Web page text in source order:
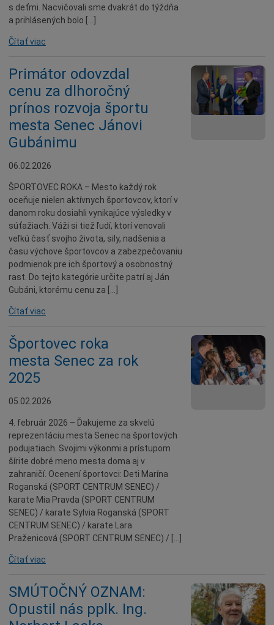
s deťmi. Nacvičovali sme dvakrát do týždňa
a prihlásených bolo […]
Čítať viac
Primátor odovzdal
cenu za dlhoročný
prínos rozvoja športu
mesta Senec Jánovi
Gubánimu
06.02.2026
ŠPORTOVEC ROKA – Mesto každý rok
oceňuje nielen aktívnych športovcov, ktorí v
danom roku dosiahli vynikajúce výsledky v
súťažiach. Váži si tiež ľudí, ktorí venovali
veľkú časť svojho života, sily, nadšenia a
času výchove športovcov a zabezpečovaniu
podmienok pre ich športový a osobnostný
rast. Do tejto kategórie určite patrí aj Ján
Gubáni, ktorému cenu za […]
Čítať viac
Športovec roka
mesta Senec za rok
2025
05.02.2026
4. február 2026 – Ďakujeme za skvelú
reprezentáciu mesta Senec na športových
podujatiach. Svojimi výkonmi a prístupom
šírite dobré meno mesta doma aj v
zahraničí. Ocenení športovci: Deti Marína
Roganská (SPORT CENTRUM SENEC) /
karate Mia Pravda (SPORT CENTRUM
SENEC) / karate Sylvia Roganská (SPORT
CENTRUM SENEC) / karate Lara
Praženicová (SPORT CENTRUM SENEC) / […]
Čítať viac
SMÚTOČNÝ OZNAM:
Opustil nás pplk. Ing.